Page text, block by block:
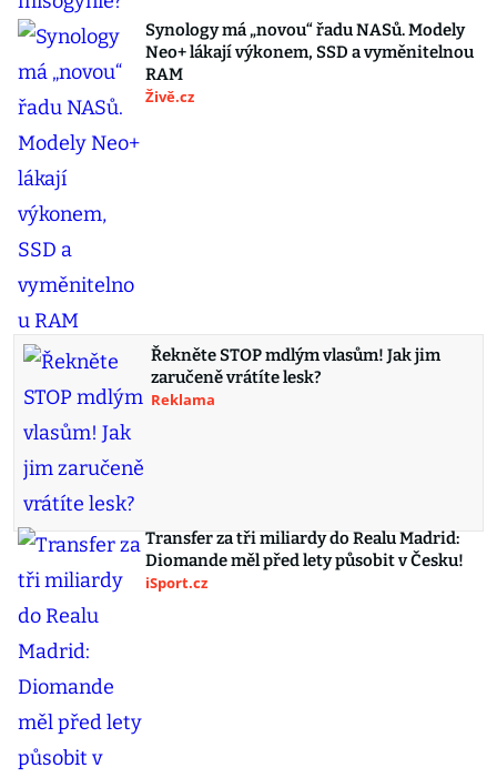
Synology má „novou“ řadu NASů. Modely
Neo+ lákají výkonem, SSD a vyměnitelnou
RAM
Živě.cz
Řekněte STOP mdlým vlasům! Jak jim
zaručeně vrátíte lesk?
Reklama
Transfer za tři miliardy do Realu Madrid:
Diomande měl před lety působit v Česku!
iSport.cz